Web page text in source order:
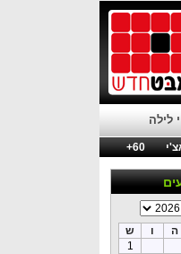
לילה
60+
ה ו
ש
1